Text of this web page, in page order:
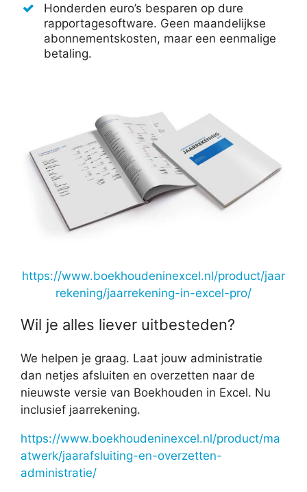
Honderden euro’s besparen op dure
rapportagesoftware. Geen maandelijkse
abonnementskosten, maar een eenmalige
betaling.
https://www.boekhoudeninexcel.nl/product/jaar
rekening/jaarrekening-in-excel-pro/
Wil je alles liever uitbesteden?
We helpen je graag. Laat jouw administratie
dan netjes afsluiten en overzetten naar de
nieuwste versie van Boekhouden in Excel. Nu
inclusief jaarrekening.
https://www.boekhoudeninexcel.nl/product/ma
atwerk/jaarafsluiting-en-overzetten-
administratie/